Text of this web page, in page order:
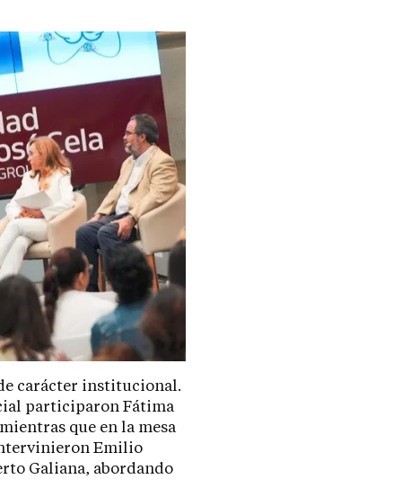
carácter institucional.
participaron Fátima
que en la mesa
Emilio
Galiana, abordando